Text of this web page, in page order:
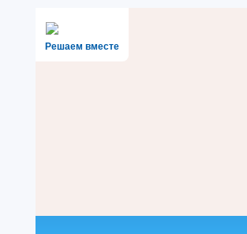
Решаем вместе